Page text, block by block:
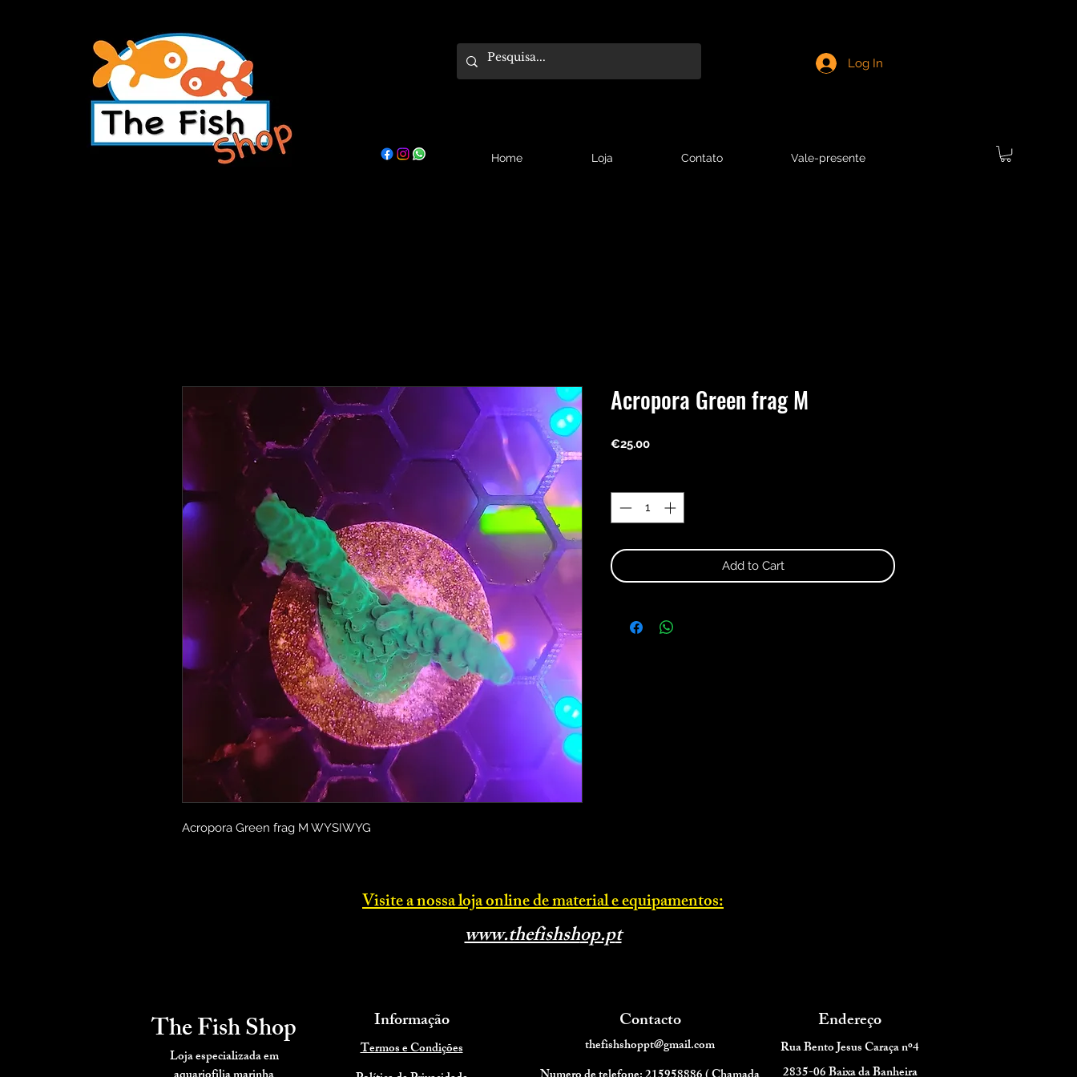
Log In
Home Loja Contato Vale-presente
Acropora Green frag M WYSIWYG
Acropora Green frag M
€25.00Price
Add to Cart
Visite a nossa loja online de material e equipamentos:
www.thefishshop.pt
The Fish Shop
Loja especializada em
Informação
Termos e Condições
Contacto Endereço
thefishshoppt@gmail.com
Rua Bento Jesus Caraça nº4